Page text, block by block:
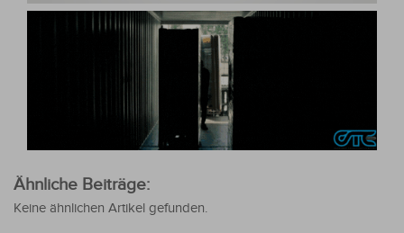
Ähnliche Beiträge:
Keine ähnlichen Artikel gefunden.